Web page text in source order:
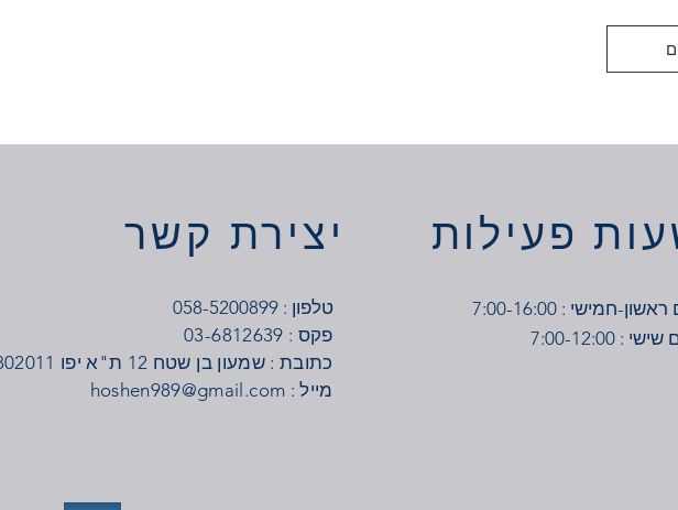
יצירת קשר
טלפון : 058-5200899
03-6812639 : פקס
כתובת : שמעון בן שטח 12 ת"א יפו 6802011
hoshen989@gmail.com
: מייל
פעילות
חמישי : 7:00-16:00